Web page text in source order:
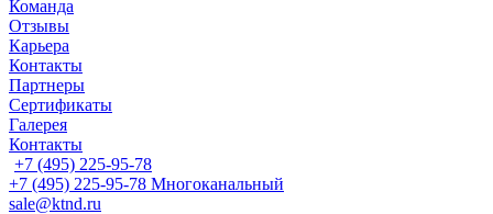
Команда
Отзывы
Карьера
Контакты
Партнеры
Сертификаты
Галерея
Контакты
+7 (495) 225-95-78
+7 (495) 225-95-78 Многоканальный
sale@ktnd.ru